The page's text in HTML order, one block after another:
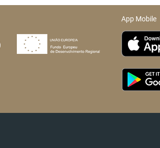
App Mobile